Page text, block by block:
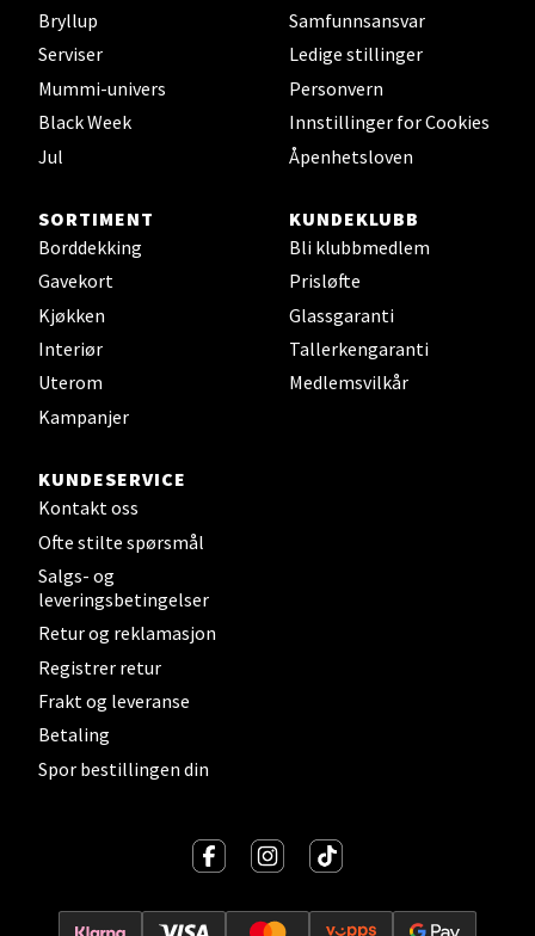
Bryllup
Serviser
Mummi-univers
Black Week
Jul
Samfunnsansvar
Ledige stillinger
Personvern
Innstillinger for Cookies
Åpenhetsloven
SORTIMENT
Borddekking
Gavekort
Kjøkken
Interiør
Uterom
Kampanjer
KUNDEKLUBB
Bli klubbmedlem
Prisløfte
Glassgaranti
Tallerkengaranti
Medlemsvilkår
KUNDESERVICE
Kontakt oss
Ofte stilte spørsmål
Salgs- og
leveringsbetingelser
Retur og reklamasjon
Registrer retur
Frakt og leveranse
Betaling
Spor bestillingen din
Oslo - Thon Senter Storo
Vitaminveien 7 - 9, 0485 Oslo
Åpent i dag 10-19
Lillehammer - Strandtorget
Åpent i dag 09-18
0 i butikk
Strømmen - Thon Senter Strømmen
Støperivn. 5, 2010 Strømmen
Åpent i dag 10-19
0 i butikk